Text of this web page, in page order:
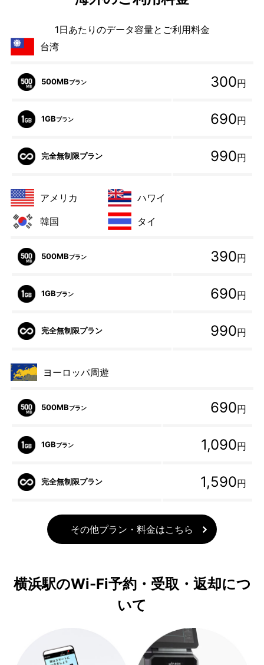
1日あたりのデータ容量とご利用料金
台湾
500MBプラン 300円
1GBプラン 690円
完全無制限プラン 990円
アメリカ
ハワイ
韓国
タイ
500MBプラン 390円
1GBプラン 690円
完全無制限プラン 990円
ヨーロッパ周遊
500MBプラン 690円
1GBプラン 1,090円
完全無制限プラン 1,590円
その他プラン・料金はこちら
横浜駅のWi-Fi予約・受取・返却につ
いて